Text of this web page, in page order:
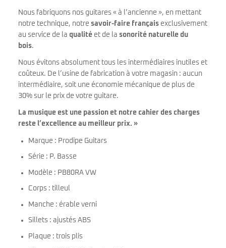
Nous fabriquons nos guitares « à l’ancienne », en mettant
notre technique, notre savoir-faire français exclusivement
au service de la qualité et de la sonorité naturelle du
bois.
Nous évitons absolument tous les intermédiaires inutiles et
coûteux. De l’usine de fabrication à votre magasin : aucun
intermédiaire, soit une économie mécanique de plus de
30% sur le prix de votre guitare.
La musique est une passion et notre cahier des charges
reste l’excellence au meilleur prix. »
Marque : Prodipe Guitars
Série : P. Basse
Modèle : PB80RA VW
Corps : tilleul
Manche : érable verni
Sillets : ajustés ABS
Plaque : trois plis